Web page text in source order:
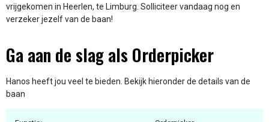
vrijgekomen in Heerlen, te Limburg. Solliciteer vandaag nog en
verzeker jezelf van de baan!
Ga aan de slag als Orderpicker
Hanos heeft jou veel te bieden. Bekijk hieronder de details van de
baan